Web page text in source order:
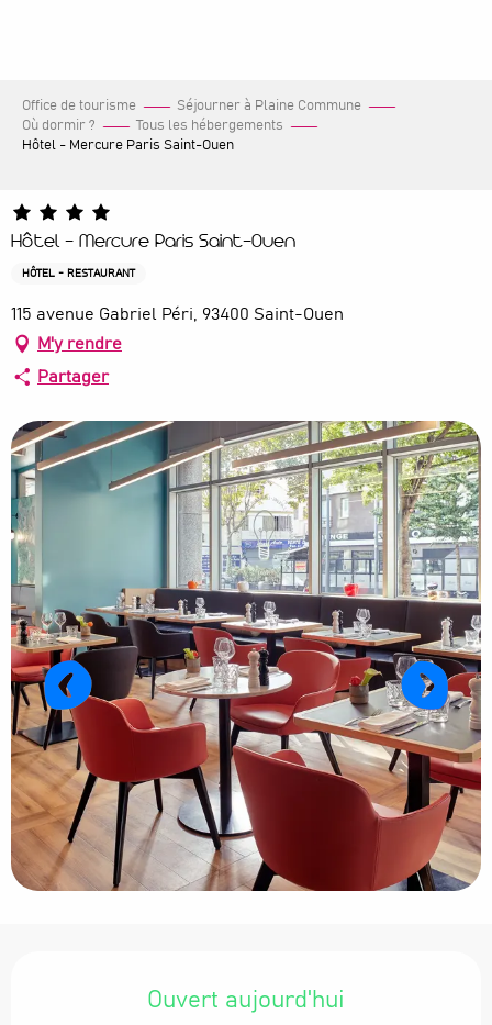
Office de tourisme
Séjourner à Plaine Commune
Où dormir ?
Tous les hébergements
Hôtel - Mercure Paris Saint-Ouen
Hôtel - Mercure Paris Saint-Ouen
HÔTEL - RESTAURANT
115 avenue Gabriel Péri, 93400 Saint-Ouen
M'y rendre
Partager
Ouvert aujourd'hui